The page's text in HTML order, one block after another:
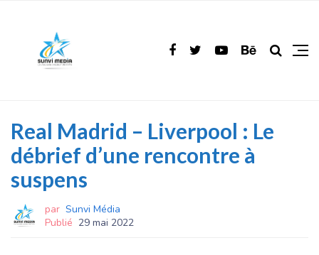
Real Madrid – Liverpool : Le
débrief d’une rencontre à
suspens
par Sunvi Média
Publié 29 mai 2022